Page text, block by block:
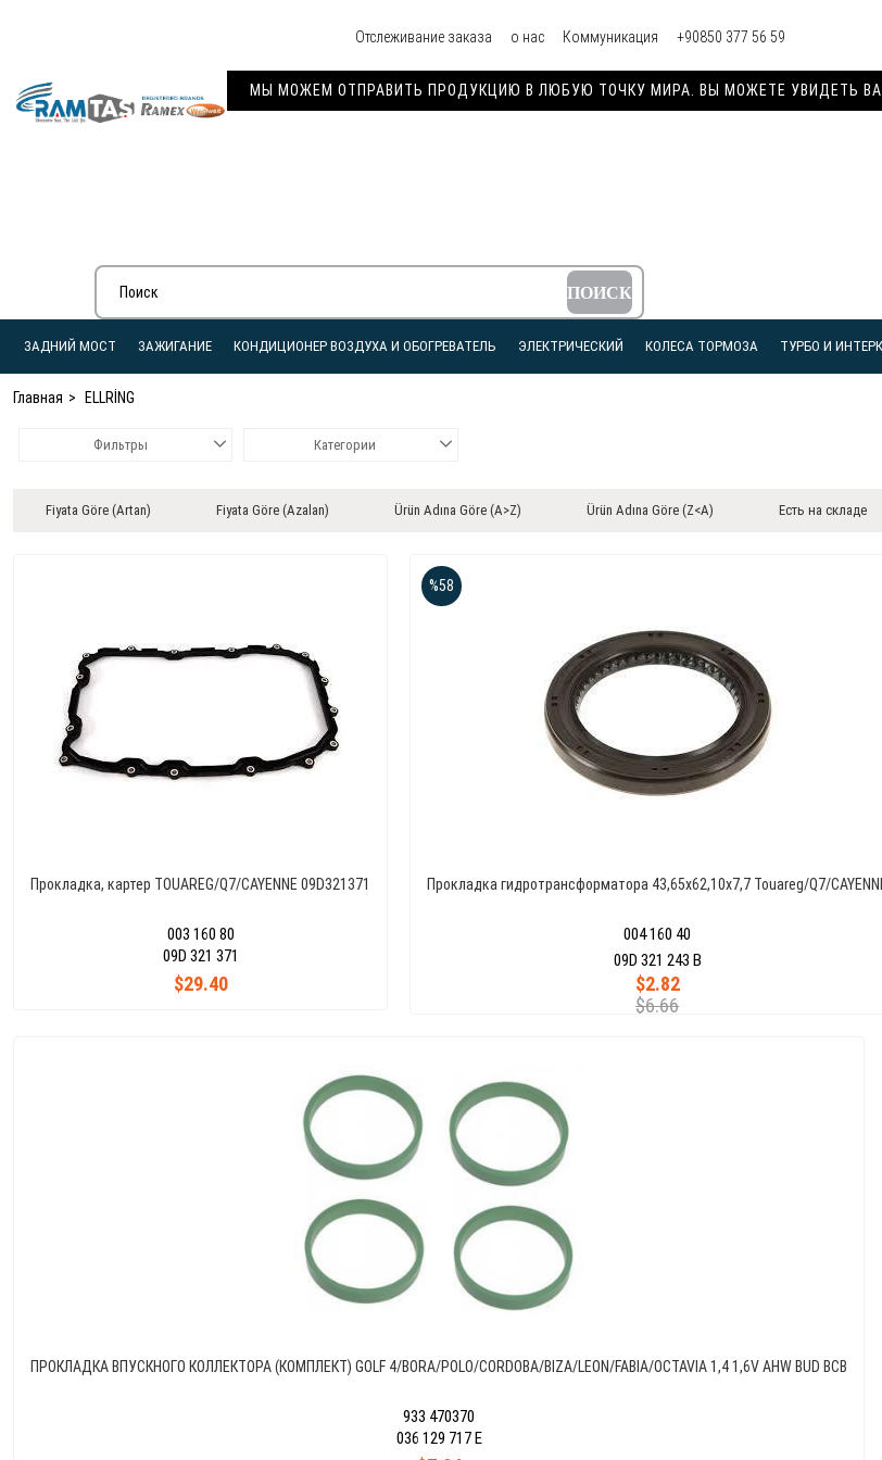
Отслеживание заказа о нас Коммуникация +90850 377 56 59
МЫ МОЖЕМ ОТПРАВИТЬ ПРОДУКЦИЮ В ЛЮБУЮ ТОЧКУ МИРА. ВЫ МОЖЕТЕ УВИДЕТЬ
ЗАДНИЙ МОСТ ЗАЖИГАНИЕ КОНДИЦИОНЕР ВОЗДУХА И ОБОГРЕВАТЕЛЬ ЭЛЕКТРИЧЕСКИЙ КОЛЕСА ТОРМОЗА ТУРБО И
Главная ELLRİNG
Фильтры Категории
Fiyata Göre (Artan) Fiyata Göre (Azalan) Ürün Adına Göre (A>Z) Ürün Adına Göre (Z<A) Есть на складе
Прокладка, картер TOUAREG/Q7/CAYENNE 09D321371
003 160 80
$29.40
09D 321 371
Прокладка гидротрансформатора 43,65x62,10x7,7 Touareg/Q7/
004 160 40
$2.82
$6.66
%58
09D 321 243 B
ПРОКЛАДКА ВПУСКНОГО КОЛЛЕКТОРА (КОМПЛЕКТ) GOLF 4/BORA/POLO/CORDOBA/BIZA/LEON/FABIA/OCTAVIA 1,4 1,6V AHW BUD BCB
933 470370
036 129 717 E